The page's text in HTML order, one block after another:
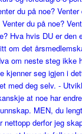
du på noe? Venter